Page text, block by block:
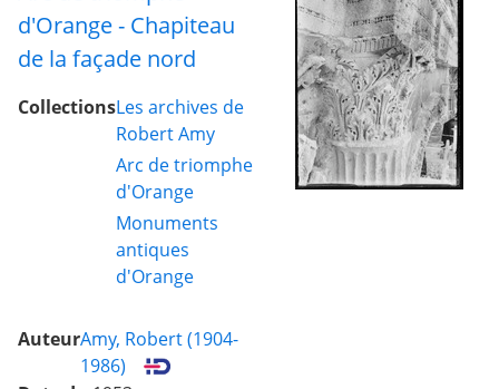
d'Orange - Chapiteau
de la façade nord
CollectionsLes archives de
Robert Amy
Arc de triomphe
d'Orange
Monuments
antiques
d'Orange
AuteurAmy, Robert (1904-
1986)